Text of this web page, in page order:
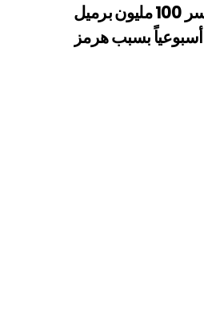
رئيس “أرامكو”: العالم يخسر 100 مليون برميل
أسبوعياً بسبب هرمز